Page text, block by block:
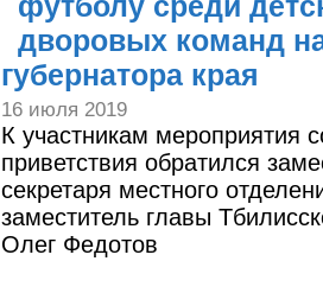
дворовых команд
губернатора края
16 июля 2019
К участникам мероприятия
приветствия обратился
секретаря местного
заместитель главы
Олег Федотов